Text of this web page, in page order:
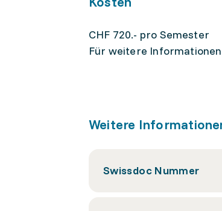
CHF 720.- pro Semester
Für weitere
Weitere
Swissdoc Nummer